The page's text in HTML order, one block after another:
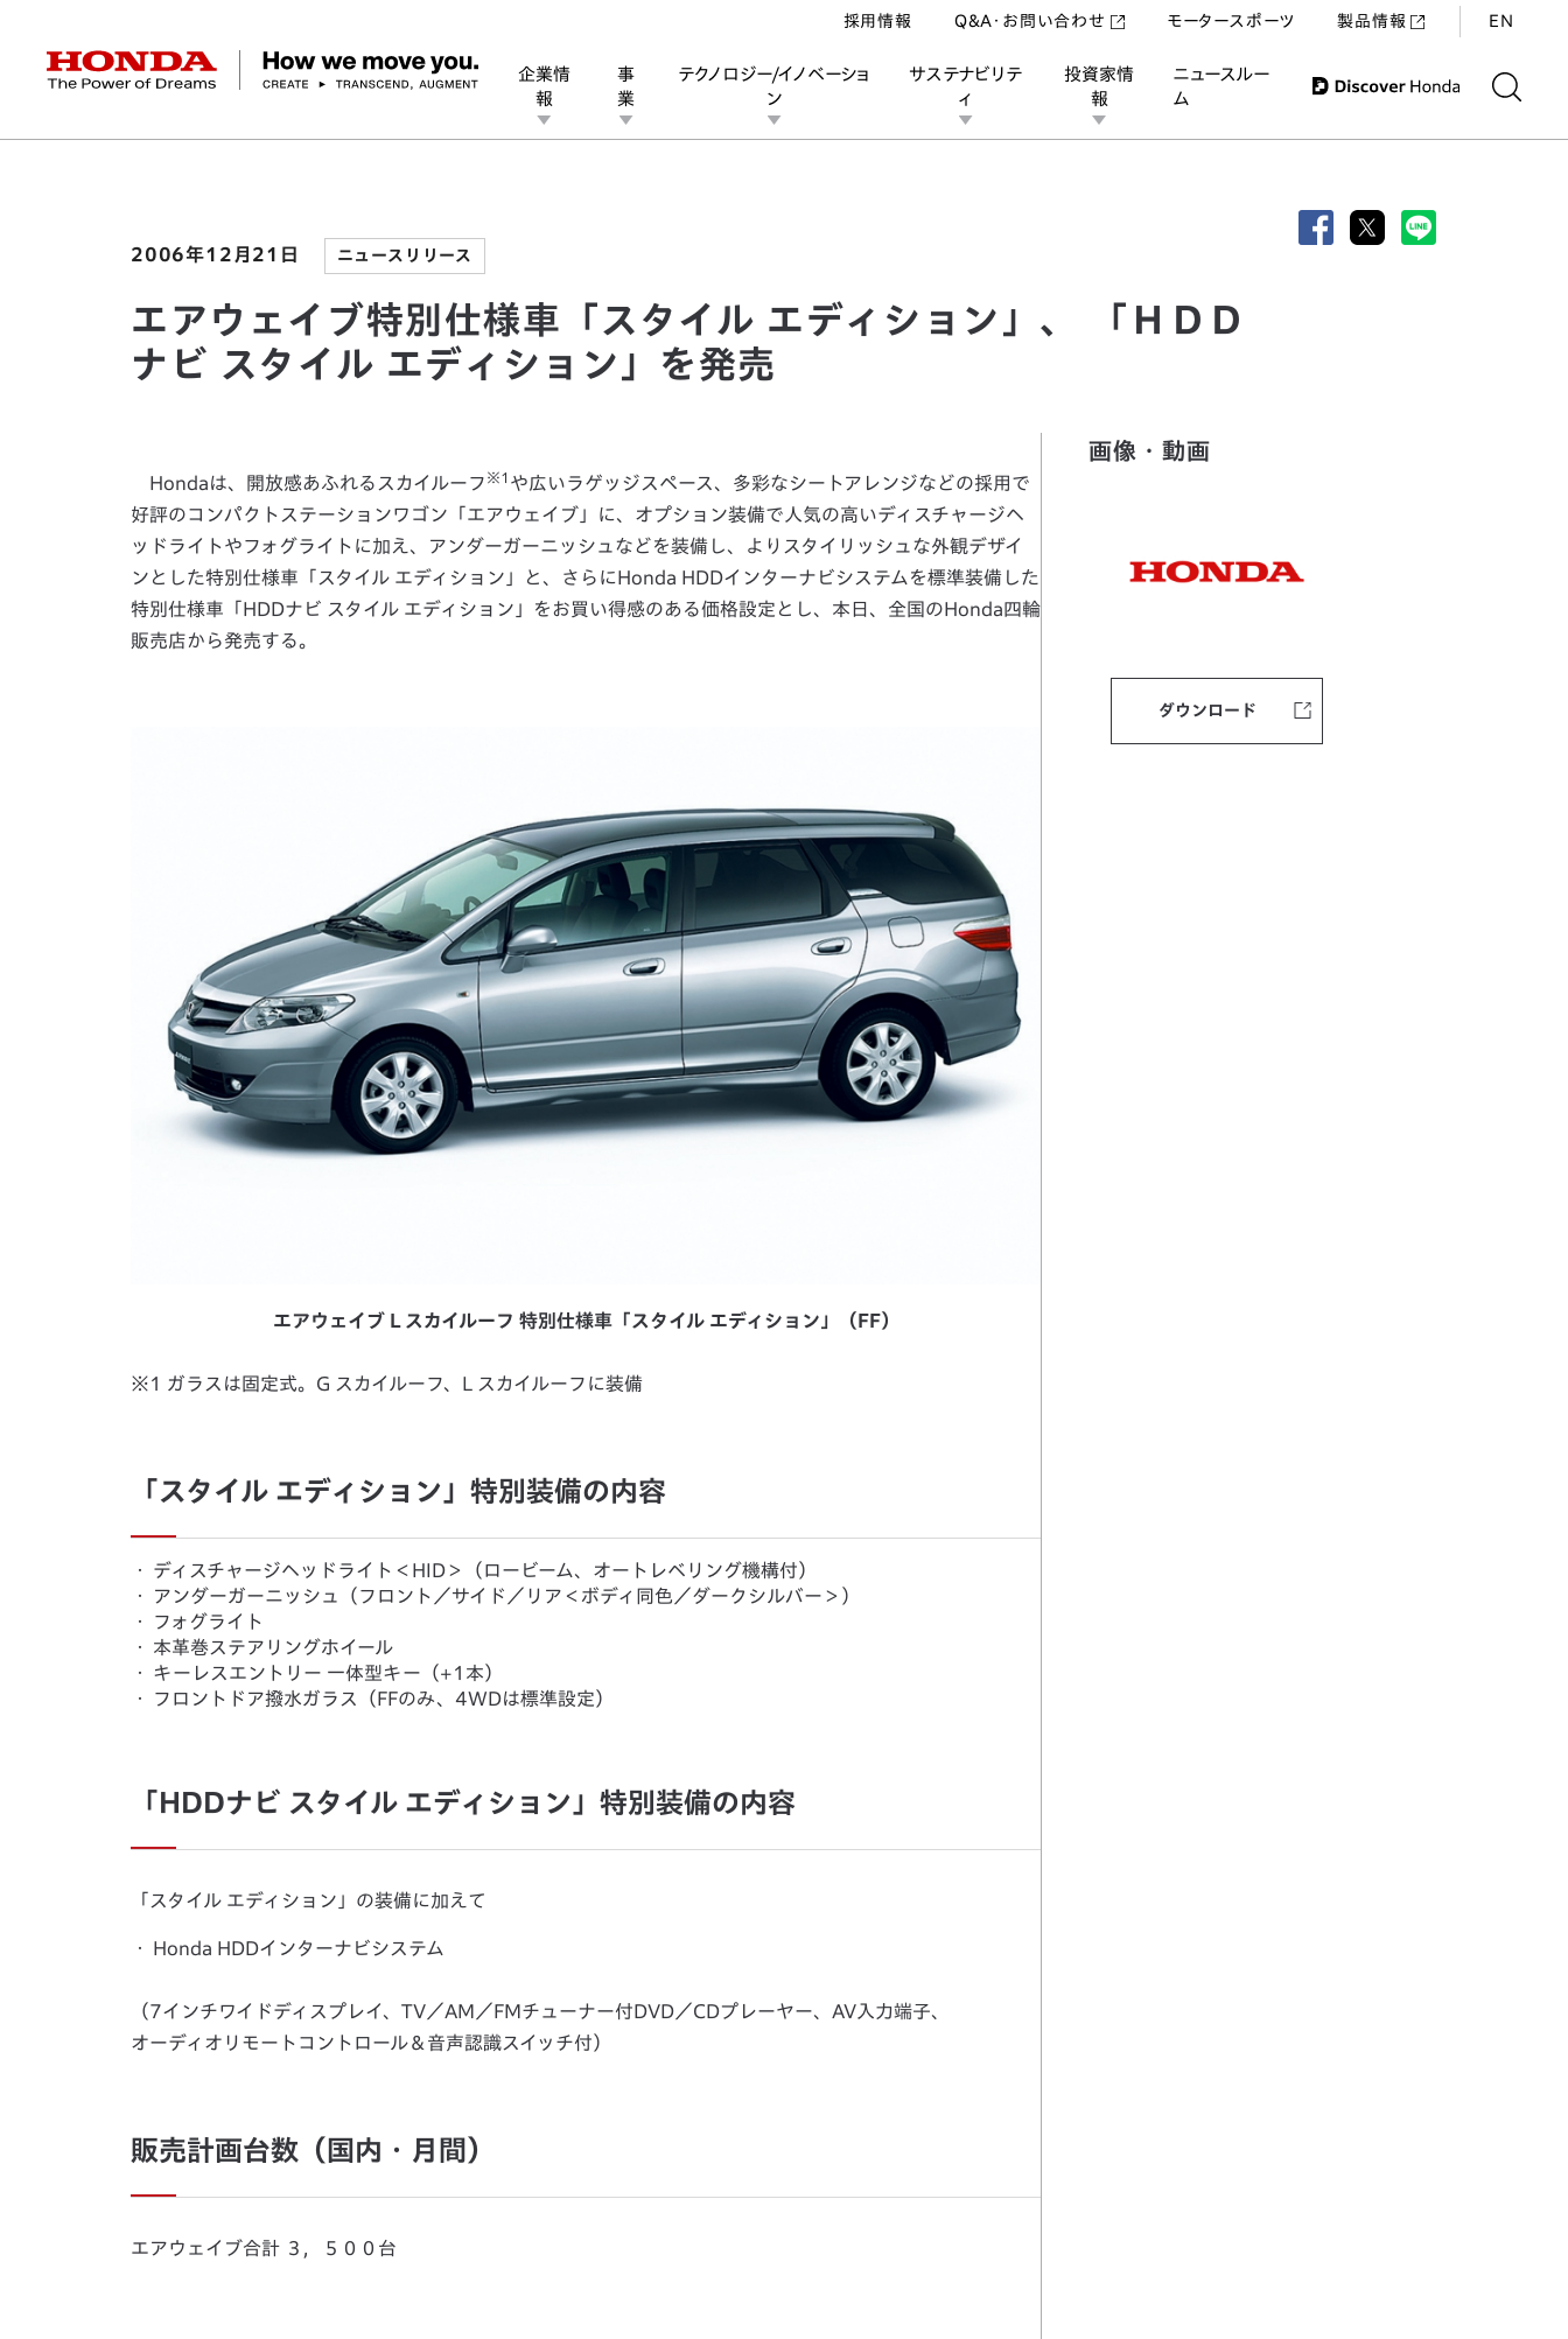
HONDA The Power of Dreams
企業情
報
社長メッセージ 経営方針 会社概要 ヒストリー
事
業
バイク パワープロダクツ マリン その他事業
テクノロジー/イノベーショ
ン
テクノロジー デザイン オープンイノベーション
サステナビリテ
ィ
ESGレポート Honda Report 環境 社会 ガバナンス
投資家情
報
IR資料室 財務・業績情報 株式・債券情報
ニュースルー
ム
ニュースルーム
Discover Honda
採用情報 Q&A・お問い合わせ モータースポーツ 製品情報 EN
エアウェイブ特別仕様車「スタイル エディション」、 「ＨＤＤナビ スタイル エディション」を発売
2006年12月21日 ニュースリリース
エアウェイブ特別仕様車「スタイル エディション」、 「ＨＤＤ
ナビ スタイル エディション」を発売
Hondaは、開放感あふれるスカイルーフ ※1 や広いラゲッジスペース、多彩なシートアレンジなどの採用で
好評のコンパクトステーションワゴン「エアウェイブ」に、オプション装備で人気の高いディスチャージヘ
ッドライトやフォグライトに加え、アンダーガーニッシュなどを装備し、よりスタイリッシュな外観デザイ
ンとした特別仕様車「スタイル エディション」と、さらにHonda HDDインターナビシステムを標準装備した
特別仕様車「HDDナビ スタイル エディション」をお買い得感のある価格設定とし、本日、全国のHonda四輪
販売店から発売する。
エアウェイブ L スカイルーフ 特別仕様車「スタイル エディション」（FF）
※1 ガラスは固定式。G スカイルーフ、L スカイルーフに装備
「スタイル エディション」特別装備の内容
・
ディスチャージヘッドライト＜HID＞（ロービーム、オートレベリング機構付）
・
アンダーガーニッシュ（フロント／サイド／リア＜ボディ同色／ダークシルバー＞）
・
フォグライト
・
本革巻ステアリングホイール
・
キーレスエントリー 一体型キー（+1本）
・
フロントドア撥水ガラス（FFのみ、4WDは標準設定）
「HDDナビ スタイル エディション」特別装備の内容
「スタイル エディション」の装備に加えて
・ Honda HDDインターナビシステム
（7インチワイドディスプレイ、TV／AM／FMチューナー付DVD／CDプレーヤー、AV入力端子、
オーディオリモートコントロール＆音声認識スイッチ付）
販売計画台数（国内・月間）
エアウェイブ合計 ３，５００台
画像・動画
ダウンロード